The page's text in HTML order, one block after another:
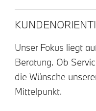
Unser Fokus liegt
Beratung. Ob
die Wünsche
Mittelpunkt.